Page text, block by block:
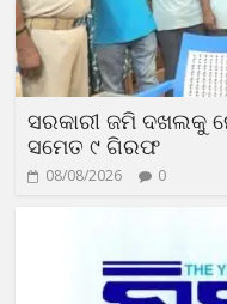
ସରକାରୀ ଜମି ଦଖଲକୁ
ସମେତ ୯ ଗିରଫ
08/08/2026 0